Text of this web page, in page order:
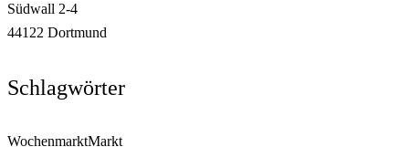
Südwall 2-4
44122 Dortmund
Schlagwörter
WochenmarktMarkt